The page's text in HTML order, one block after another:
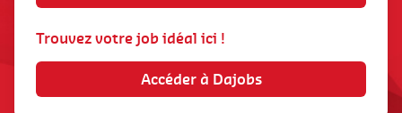
Trouvez votre job idéal ici !
Accéder à Dajobs